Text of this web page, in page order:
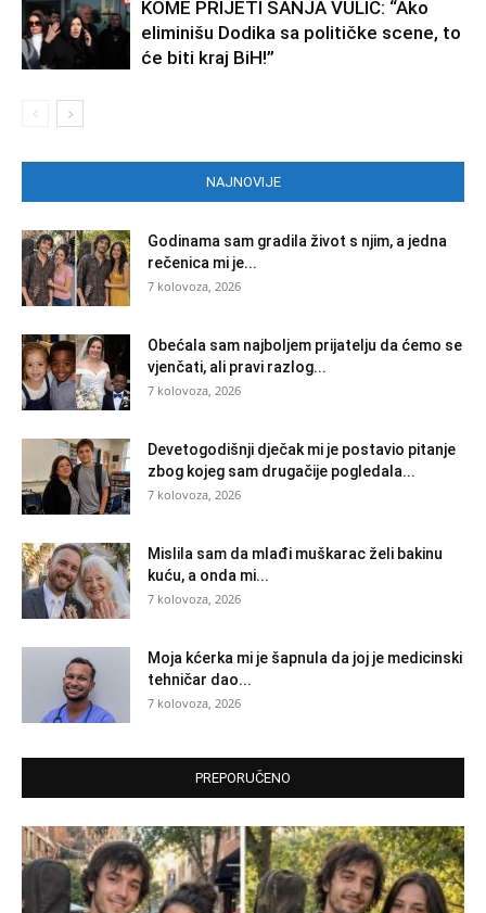
KOME PRIJETI SANJA VULIĆ: “Ako
eliminišu Dodika sa političke scene, to
će biti kraj BiH!”
NAJNOVIJE
Godinama sam gradila život s njim, a jedna
rečenica mi je...
7 kolovoza, 2026
Obećala sam najboljem prijatelju da ćemo se
vjenčati, ali pravi razlog...
7 kolovoza, 2026
Devetogodišnji dječak mi je postavio pitanje
zbog kojeg sam drugačije pogledala...
7 kolovoza, 2026
Mislila sam da mlađi muškarac želi bakinu
kuću, a onda mi...
7 kolovoza, 2026
Moja kćerka mi je šapnula da joj je medicinski
tehničar dao...
7 kolovoza, 2026
PREPORUČENO